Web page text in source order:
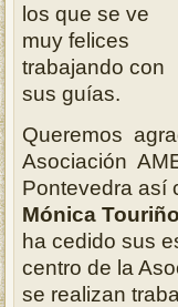
los que se ve
muy felices
trabajando con
sus guías.
Queremos
Asociación
Pontevedra así
Mónica Touriño
ha cedido sus
centro de la
se realizan